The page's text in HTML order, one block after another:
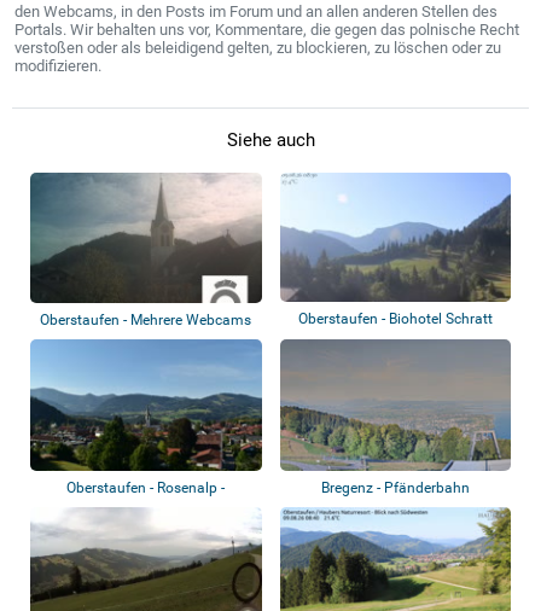
den Webcams, in den Posts im Forum und an allen anderen Stellen des
Portals. Wir behalten uns vor, Kommentare, die gegen das polnische Recht
verstoßen oder als beleidigend gelten, zu blockieren, zu löschen oder zu
modifizieren.
Siehe auch
Oberstaufen - Mehrere Webcams Oberstaufen - Biohotel Schratt
Oberstaufen - Rosenalp -
Panoramablick
Bregenz - Pfänderbahn